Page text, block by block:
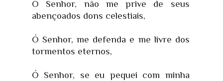
Ó Senhor, não me prive de seus
abençoados dons celestiais,
Ó Senhor, me defenda e me livre dos
tormentos eternos,
Ó Senhor, se eu pequei com minha